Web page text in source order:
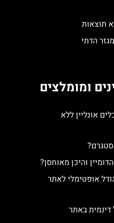
תוצאות
הדתי
ומומלצים
רקע מתמונה: 3 כלים אונליין ללא
והיכן מאוחסן?
אופטימלי לאתר
באתר